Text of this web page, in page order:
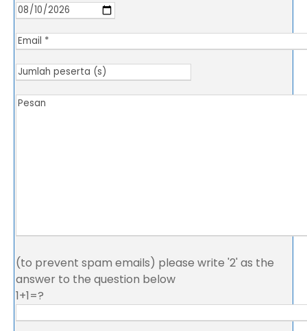
(to prevent spam emails) please write '2' as the
answer to the question below
1+1=?